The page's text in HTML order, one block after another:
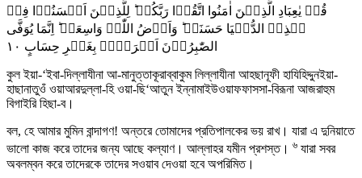
قُلۡ یٰعِبَادِ الَّذِیۡنَ اٰمَنُوا اتَّقُوۡا رَبَّکُمۡ ؕ لِلَّذِیۡنَ اَحۡسَنُوۡا فِیۡ
ہٰذِہِ الدُّنۡیَا حَسَنَۃٌ ؕ وَاَرۡضُ اللّٰہِ وَاسِعَۃٌ ؕ اِنَّمَا یُوَفَّی
الصّٰبِرُوۡنَ اَجۡرَہُمۡ بِغَیۡرِ حِسَابٍ ١۰
কুল ইয়া-‘ইবা-দিল্লাযীনা আ-মানুত্তাকূরাব্বাকুম লিল্লাযীনা আহছানূফী হাযিহিদ্দুনইয়া-
হাছানাতুওঁ ওয়াআরদুল্লা-হি ওয়া-ছি‘আতুন ইন্নামাইউওয়াফফাসসা-বিরূনা আজরাহুম
বিগাইরি হিছা-ব।
বল, হে আমার মুমিন বান্দাগণ! অন্তরে তোমাদের প্রতিপালকের ভয় রাখ। যারা এ দুনিয়াতে
ভালো কাজ করে তাদের জন্য আছে কল্যাণ। আল্লাহর যমীন প্রশস্ত। ৬ যারা সবর
অবলম্বন করে তাদেরকে তাদের সওয়াব দেওয়া হবে অপরিমিত।